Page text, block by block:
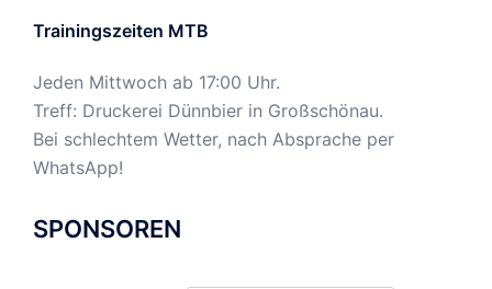
Trainingszeiten MTB
Jeden Mittwoch ab 17:00 Uhr.
Treff: Druckerei Dünnbier in Großschönau.
Bei schlechtem Wetter, nach Absprache per
WhatsApp!
SPONSOREN